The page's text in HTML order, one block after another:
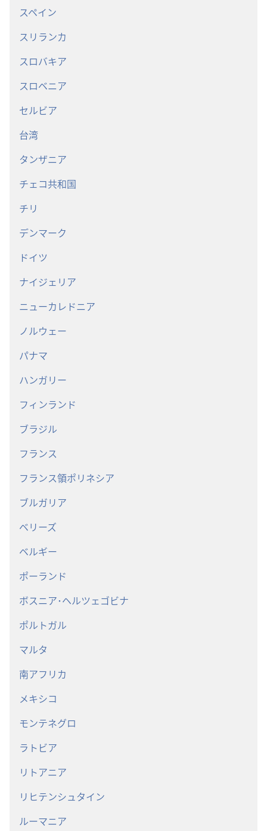
スペイン
スリランカ
スロバキア
スロベニア
セルビア
台湾
タンザニア
チェコ共和国
チリ
デンマーク
ドイツ
ナイジェリア
ニューカレドニア
ノルウェー
パナマ
ハンガリー
フィンランド
ブラジル
フランス
フランス領ポリネシア
ブルガリア
ベリーズ
ベルギー
ポーランド
ボスニア･ヘルツェゴビナ
ポルトガル
マルタ
南アフリカ
メキシコ
モンテネグロ
ラトビア
リトアニア
リヒテンシュタイン
ルーマニア